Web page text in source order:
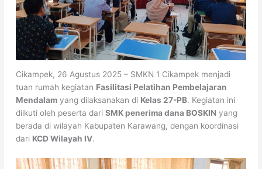
Cikampek, 26 Agustus 2025 – SMKN 1 Cikampek menjadi
tuan rumah kegiatan Fasilitasi Pelatihan Pembelajaran
Mendalam yang dilaksanakan di Kelas 27-PB. Kegiatan ini
diikuti oleh peserta dariSMK penerima dana BOSKIN yang
berada di wilayah Kabupaten Karawang, dengan koordinasi
dari KCD Wilayah IV.